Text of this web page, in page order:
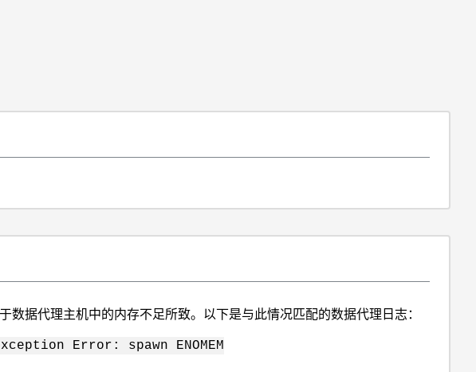
据代理主机中的内存不足所致。以下是与此情况匹配的数据代理日志：
Error: spawn ENOMEM